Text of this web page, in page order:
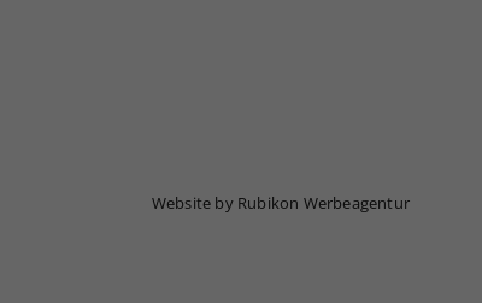
Website by Rubikon Werbeagentur